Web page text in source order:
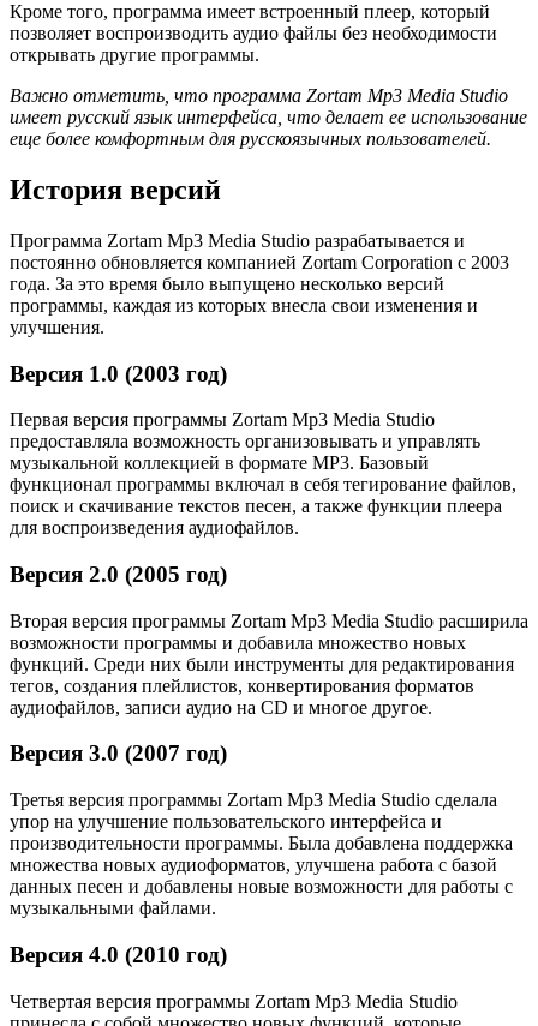
Кроме того, программа имеет встроенный плеер, который
позволяет воспроизводить аудио файлы без необходимости
открывать другие программы.
Важно отметить, что программа Zortam Mp3 Media Studio
имеет русский язык интерфейса, что делает ее использование
еще более комфортным для русскоязычных пользователей.
История версий
Программа Zortam Mp3 Media Studio разрабатывается и
постоянно обновляется компанией Zortam Corporation с 2003
года. За это время было выпущено несколько версий
программы, каждая из которых внесла свои изменения и
улучшения.
Версия 1.0 (2003 год)
Первая версия программы Zortam Mp3 Media Studio
предоставляла возможность организовывать и управлять
музыкальной коллекцией в формате MP3. Базовый
функционал программы включал в себя тегирование файлов,
поиск и скачивание текстов песен, а также функции плеера
для воспроизведения аудиофайлов.
Версия 2.0 (2005 год)
Вторая версия программы Zortam Mp3 Media Studio расширила
возможности программы и добавила множество новых
функций. Среди них были инструменты для редактирования
тегов, создания плейлистов, конвертирования форматов
аудиофайлов, записи аудио на CD и многое другое.
Версия 3.0 (2007 год)
Третья версия программы Zortam Mp3 Media Studio сделала
упор на улучшение пользовательского интерфейса и
производительности программы. Была добавлена поддержка
множества новых аудиоформатов, улучшена работа с базой
данных песен и добавлены новые возможности для работы с
музыкальными файлами.
Версия 4.0 (2010 год)
Четвертая версия программы Zortam Mp3 Media Studio